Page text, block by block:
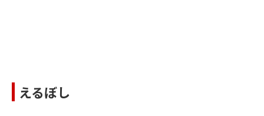
えるぼし